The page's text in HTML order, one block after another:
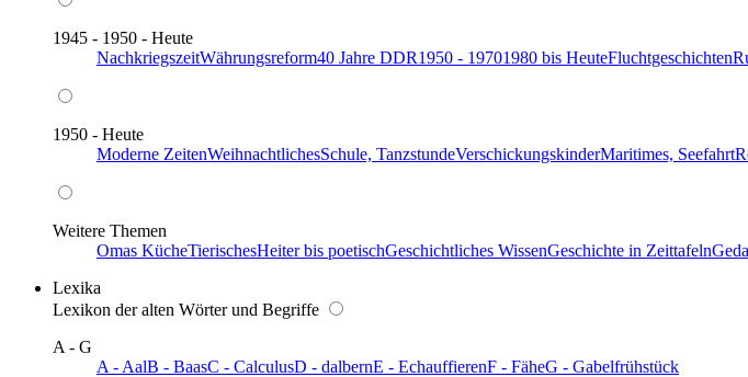
1945 - 1950 - Heute
NachkriegszeitWährungsreform40 Jahre DDR1950 - 19701980 bis HeuteFluchtgeschichten
1950 - Heute
Moderne ZeitenWeihnachtlichesSchule, TanzstundeVerschickungskinderMaritimes, Seefahrt
Weitere Themen
Omas KücheTierischesHeiter bis poetischGeschichtliches WissenGeschichte in Zeittafeln
Lexika
Lexikon der alten Wörter und Begriffe
A - G
A - AalB - BaasC - CalculusD - dalbernE - EchauffierenF - FäheG - Gabelfrühstück